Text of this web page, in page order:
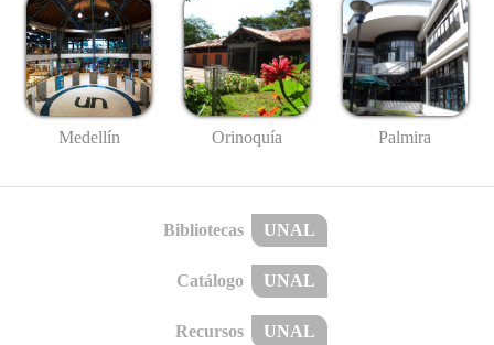
Medellín Orinoquía Palmira
Bibliotecas UNAL
Catálogo UNAL
Recursos UNAL